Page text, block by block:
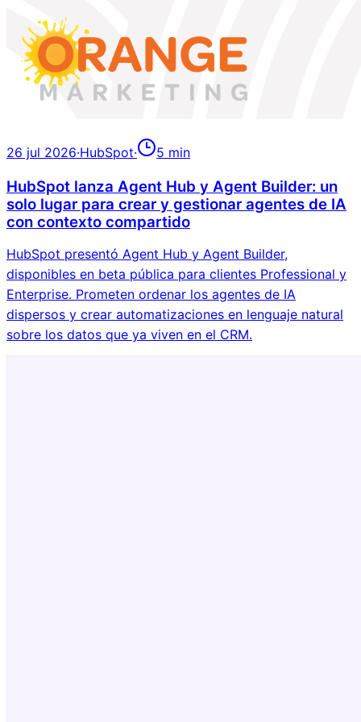
26 jul 2026·HubSpot· 5 min
HubSpot lanza Agent Hub y Agent Builder: un
solo lugar para crear y gestionar agentes de IA
con contexto compartido
HubSpot presentó Agent Hub y Agent Builder,
disponibles en beta pública para clientes Professional y
Enterprise. Prometen ordenar los agentes de IA
dispersos y crear automatizaciones en lenguaje natural
sobre los datos que ya viven en el CRM.